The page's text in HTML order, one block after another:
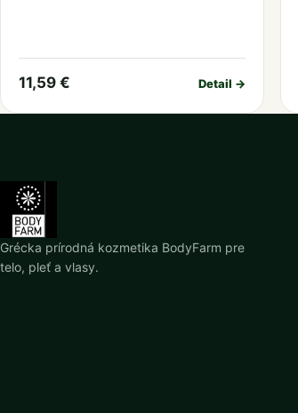
11,59 € Detail →
Grécka prírodná kozmetika BodyFarm pre
telo, pleť a vlasy.